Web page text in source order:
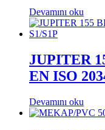
Devamını oku
JUPITER
EN ISO
Devamını oku